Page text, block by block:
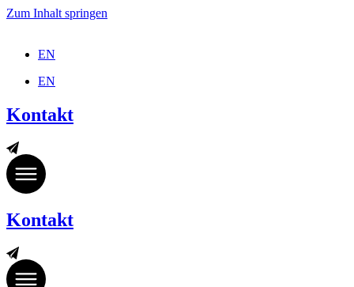
Zum Inhalt springen
EN
EN
Kontakt
Kontakt